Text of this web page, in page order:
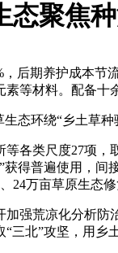
态聚焦
期养护成本节
等材料。配备
环绕“乡土草种
类尺度27项，取
得普遍使用，间
24万亩草原生态
荒凉化分析防
三北”攻坚，用乡